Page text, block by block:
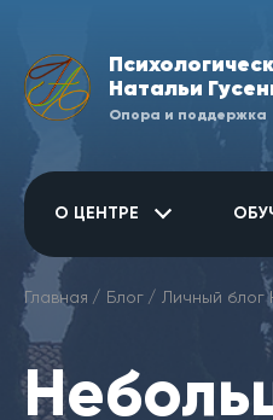
Натальи
Опора и поддержка
О ЦЕНТРЕ
Главная Блог Личный блог